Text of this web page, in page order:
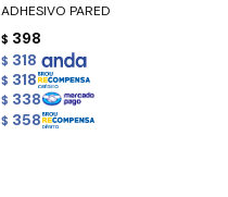
ADHESIVO PARED
$ 398
$ 318
$ 318
$ 338
$ 358